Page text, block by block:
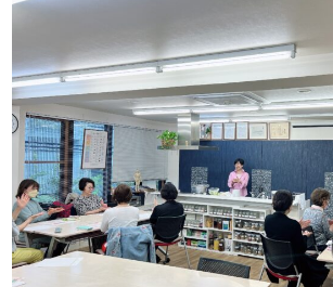
よくある質問
お仕事のご依頼
資料請求・お問合せ
会社情報